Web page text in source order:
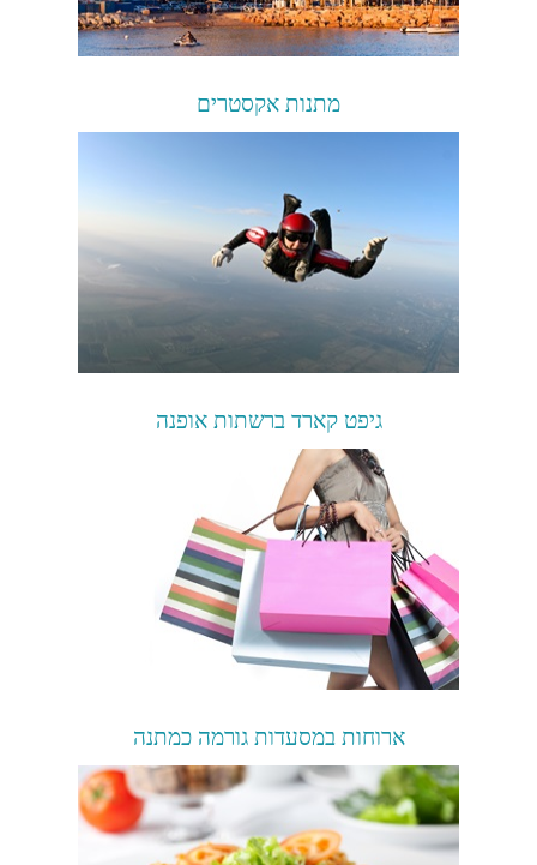
מתנות אקסטרים
גיפט קארד ברשתות אופנה
ארוחות במסעדות גורמה כמתנה